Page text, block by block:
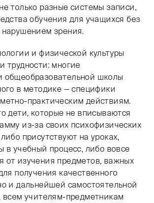
только разные системы записи,
обучения для учащихся без
зрения.
и физической культуры
трудности: многие
общеобразовательной школы
в методике — специфики
практическим действиям.
дети, которые не вписываются
из-за своих психофизических
присутствуют на уроках,
в учебный процесс, либо вовсе
от изучения предметов, важных
получения качественного
и дальнейшей самостоятельной
всем учителям-предметникам